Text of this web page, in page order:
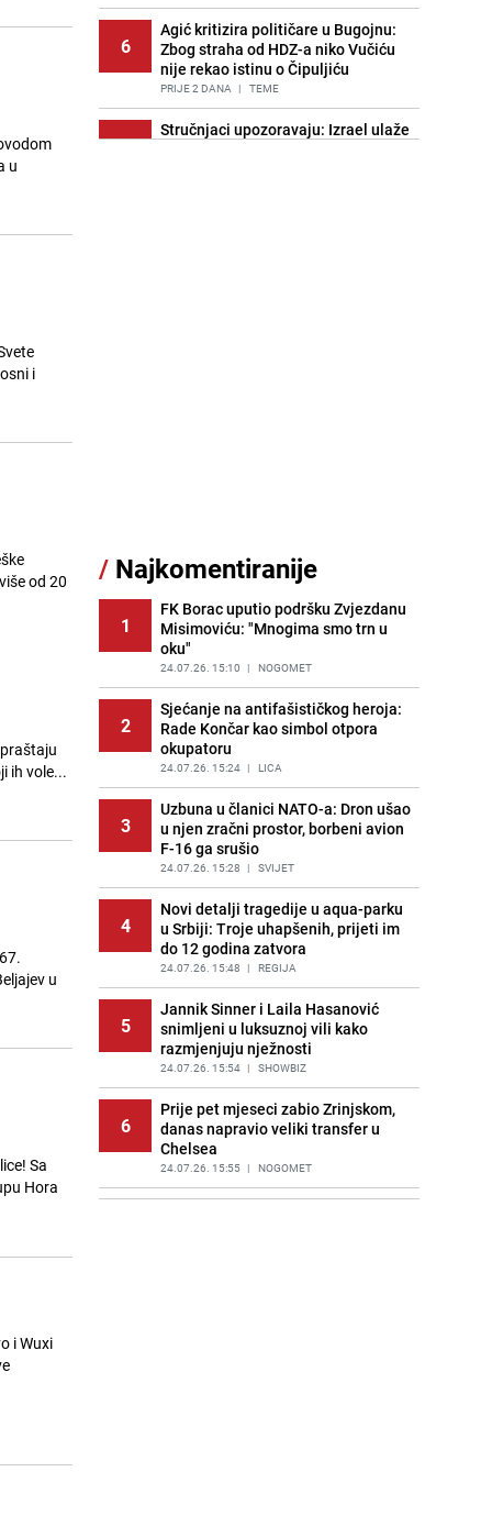
u
i
od 20
ih vole...
u
Sa
Hora
i Wuxi
6
Agić kritizira političare u Bugojnu:
Zbog straha od HDZ-a niko Vučiću
nije rekao istinu o Čipuljiću
PRIJE 2 DANA | TEME
7
Stručnjaci upozoravaju: Izrael ulaže
Novog
BOSNA I HERCEGOVINA
12
Kao iz slastičarne: Rolada od
čokolade i kokosa bez pečenja,
jednostavan desert bez imalo muke
PRIJE 2 DANA | RECEPTI
13
Tajna savršenog makedonskog
ajvara: Stari recept za kremast i
bogat okus
PRIJE 2 DANA | RECEPTI
14
Tuga potresla grad na Uni:
Preminula Lejla Muhić (39),
sugrađani u nevjerici
PRIJE 2 DANA | BOSNA I HERCEGOVINA
15
Borba trajala satima: Pogledajte
'grdosiju' od skoro tri metra koju su
braća izvukla iz mora
PRIJE 1 DAN | SVIJET
/ Najkomentiranije
1
FK Borac uputio podršku Zvjezdanu
Misimoviću: "Mnogima smo trn u
oku"
24.07.26. 15:10 | NOGOMET
2
Sjećanje na antifašističkog heroja:
Rade Končar kao simbol otpora
okupatoru
24.07.26. 15:24 | LICA
3
Uzbuna u članici NATO-a: Dron ušao
u njen zračni prostor, borbeni avion
F-16 ga srušio
24.07.26. 15:28 | SVIJET
4
Novi detalji tragedije u aqua-parku
u Srbiji: Troje uhapšenih, prijeti im
do 12 godina zatvora
24.07.26. 15:48 | REGIJA
5
Jannik Sinner i Laila Hasanović
snimljeni u luksuznoj vili kako
razmjenjuju nježnosti
24.07.26. 15:54 | SHOWBIZ
6
Prije pet mjeseci zabio Zrinjskom,
danas napravio veliki transfer u
Chelsea
24.07.26. 15:55 | NOGOMET